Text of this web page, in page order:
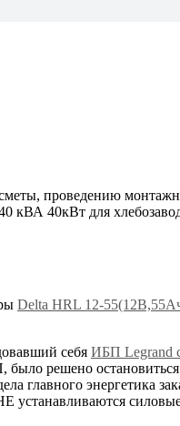
проведению
кВА 40кВт для
Delta HRL 12-
себя ИБП Legrand
было решено
главного энергетика
устанавливаются